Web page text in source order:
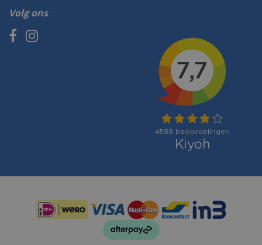
Volg ons